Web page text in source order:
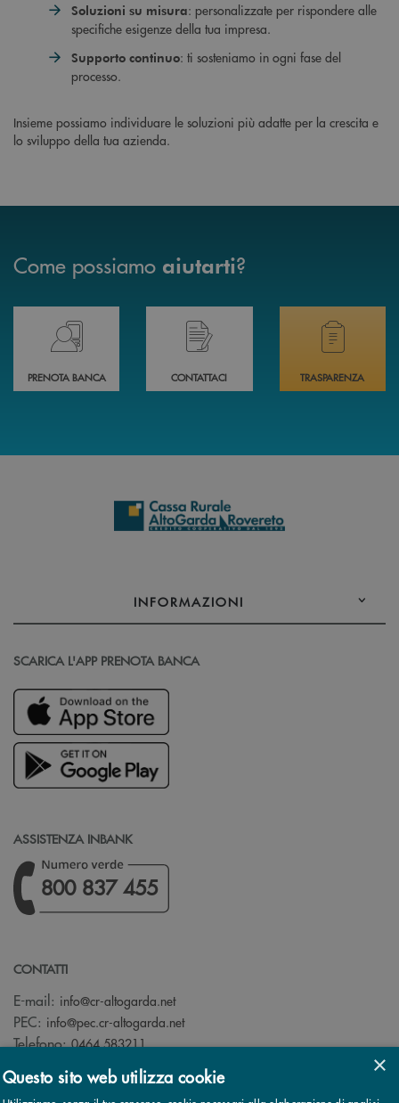
Soluzioni su misura: personalizzate per rispondere alle
specifiche esigenze della tua impresa.
Supporto continuo: ti sosteniamo in ogni fase del
processo.
Insieme possiamo individuare le soluzioni più adatte per la crescita e
lo sviluppo della tua azienda.
Come possiamo aiutarti?
Prenota il tuo appuntamento in Filiale direttamente da casa 24h su 24h
PRENOTA BANCA
Hai bisogno di assistenza immediata?
CONTATTACI
Hai bisogno di
TRASPARENZA
INFORMAZIONI
SCARICA L'APP PRENOTA BANCA
ASSISTENZA INBANK
800 837 455
CONTATTI
E-mail: info@cr-altogarda.net(si apre l’app di posta elettronica)
PEC: info@pec.cr-altogarda.net(si apre l’app di posta elettronica)
Telefono:0464 583211
×
Questo sito web utilizza cookie